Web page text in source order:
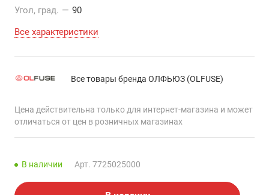
Угол, град. — 90
Все характеристики
Все товары бренда ОЛФЬЮЗ (OLFUSE)
Цена действительна только для интернет-магазина и может
отличаться от цен в розничных магазинах
В наличии Арт. 7725025000